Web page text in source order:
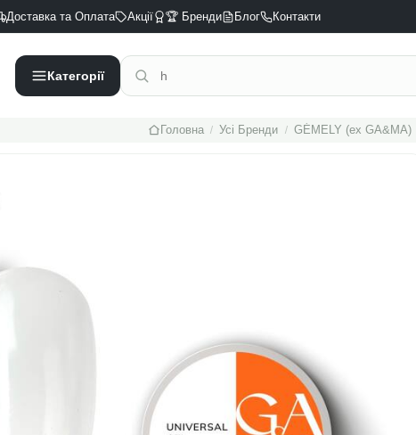
Доставка та Оплата Акції 🏆 Бренди Блог Контакти
Категорії
Головна / Усі Бренди / GÉMELY (ex GA&MA)